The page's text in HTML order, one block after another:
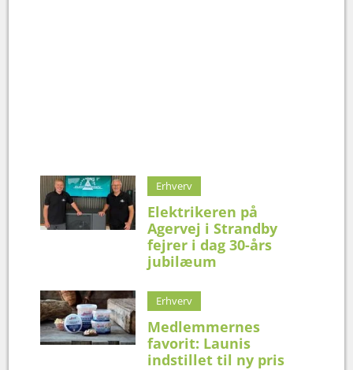
Erhverv
Elektrikeren på
Agervej i Strandby
fejrer i dag 30-års
jubilæum
Erhverv
Medlemmernes
favorit: Launis
indstillet til ny pris